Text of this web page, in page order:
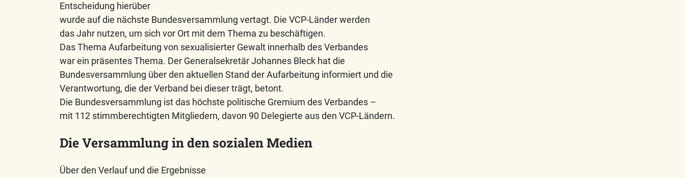
Entscheidung hierüber
wurde auf die nächste Bundesversammlung vertagt. Die VCP-Länder werden
das Jahr nutzen, um sich vor Ort mit dem Thema zu beschäftigen.
Das Thema Aufarbeitung von sexualisierter Gewalt innerhalb des Verbandes
war ein präsentes Thema. Der Generalsekretär Johannes Bleck hat die
Bundesversammlung über den aktuellen Stand der Aufarbeitung informiert und die
Verantwortung, die der Verband bei dieser trägt, betont.
Die Bundesversammlung ist das höchste politische Gremium des Verbandes –
mit 112 stimmberechtigten Mitgliedern, davon 90 Delegierte aus den VCP-Ländern.
Die Versammlung in den sozialen Medien
Über den Verlauf und die Ergebnisse